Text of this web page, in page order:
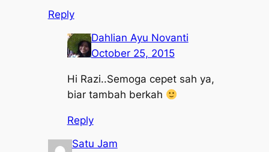
Reply
Dahlian Ayu Novanti
October 25, 2015
Hi Razi..Semoga cepet sah ya,
biar tambah berkah
Reply
Satu Jam